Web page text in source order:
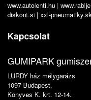
www.autolenti.hu |
diskont.si | xxl-
Kapcsolat
GUMIPARK
LURDY ház mélygarázs
1097 Budapest,
Könyves K. krt. 12-14.